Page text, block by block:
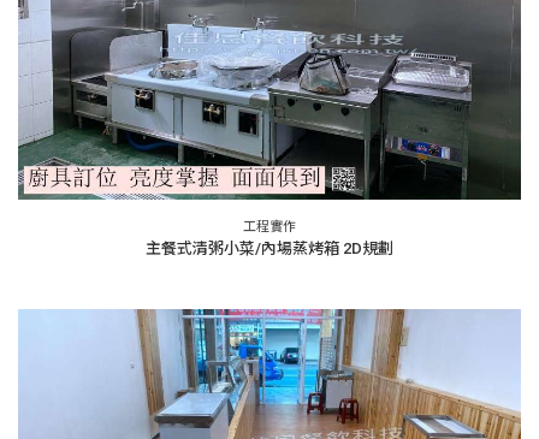
工程實作
主餐式清粥小菜/內場蒸烤箱 2D規劃